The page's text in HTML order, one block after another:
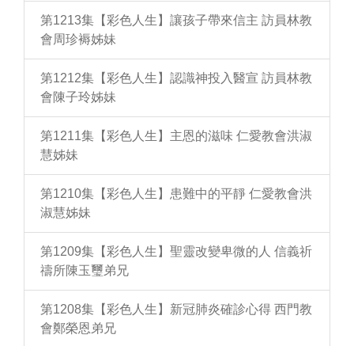
第1213集【彩色人生】讓孩子帶來信主 訪員林教
會周珍褥姊妹
第1212集【彩色人生】認識神投入醫宣 訪員林教
會陳子玲姊妹
第1211集【彩色人生】主恩的滋味 仁愛教會洪淑
慧姊妹
第1210集【彩色人生】患難中的平靜 仁愛教會洪
淑慧姊妹
第1209集【彩色人生】聖靈改變卑微的人 信義祈
禱所陳玉璽弟兄
第1208集【彩色人生】新冠肺炎確診心得 西門教
會鄭榮恩弟兄